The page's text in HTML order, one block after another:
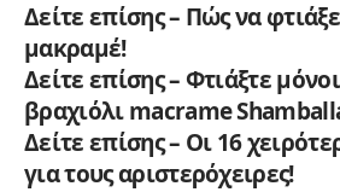
Δείτε επίσης – Πώς να
μακραμέ!
Δείτε επίσης – Φτιάξτε
βραχιόλι macrame
Δείτε επίσης – Οι 16
για τους αριστερόχειρες!